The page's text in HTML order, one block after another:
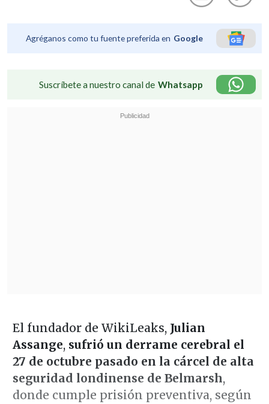
Agréganos como tu fuente preferida en Google
Suscríbete a nuestro canal de Whatsapp
El fundador de WikiLeaks,Julian
Assange, sufrió un derrame cerebral el
27 de octubre pasado en la cárcel de alta
seguridad londinense de Belmarsh,
donde cumple prisión preventiva, según